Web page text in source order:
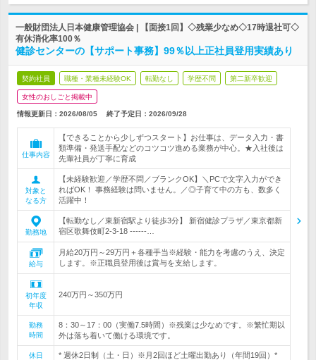
一般財団法人日本健康管理協会 | 【面接1回】◇残業少なめ◇17時退社可◇
有休消化率100％
健診センターの【サポート事務】99％以上正社員登用実績あり
契約社員 職種・業種未経験OK 転勤なし 学歴不問 第二新卒歓迎
女性のおしごと掲載中
情報更新日：2026/08/05 終了予定日： 2026/09/28
仕事内容
【できることから少しずつスタート】お仕事は、データ入力・書
類準備・発送手配などのコツコツ進める業務が中心。★入社後は
先輩社員が丁寧に育成
対象と
なる方
【未経験歓迎／学歴不問／ブランクOK】＼PCで文字入力ができ
ればOK！ 事務経験は問いません。／◎子育て中の方も、数多く
活躍中！
勤務地
【転勤なし／東新宿駅より徒歩3分】 新宿健診プラザ／東京都新
宿区歌舞伎町2-3-18 ------…
給与
月給20万円～29万円＋各種手当※経験・能力を考慮のうえ、決定
します。※正職員登用後は賞与を支給します。
初年度
年収
240万円～350万円
勤務
時間
8：30～17：00（実働7.5時間）※残業は少なめです。※繁忙期以
外は落ち着いて働ける環境です。
休日
* 週休2日制（土・日）※月2回ほど土曜出勤あり（年間19回）*